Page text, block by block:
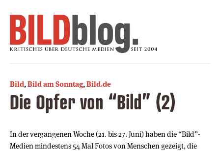
Bild,Bild am Sonntag,Bild.de
Die Opfer von “Bild” (2)
In der vergangenen Woche (21. bis 27. Juni) haben die “Bild”-
Medien mindestens 54 Mal Fotos von Menschen gezeigt, die